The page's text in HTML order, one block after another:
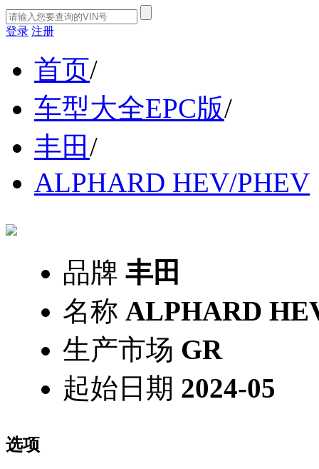
登录 注册
首页/
车型大全EPC版/
丰田 /
ALPHARD HEV/PHEV
品牌 丰田
名称 ALPHARD
生产市场 GR
起始日期 2024-05
选项